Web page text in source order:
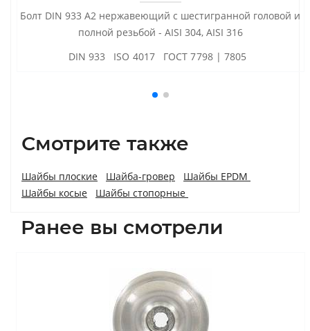
Болт DIN 933 А2 нержавеющий с шестигранной головой и
полной резьбой - AISI 304, AISI 316
DIN 933 ISO 4017 ГОСТ 7798 | 7805
Смотрите также
Шайбы плоские Шайба-гровер
Шайбы EPDM
Шайбы косые
Шайбы стопорные
Ранее вы смотрели